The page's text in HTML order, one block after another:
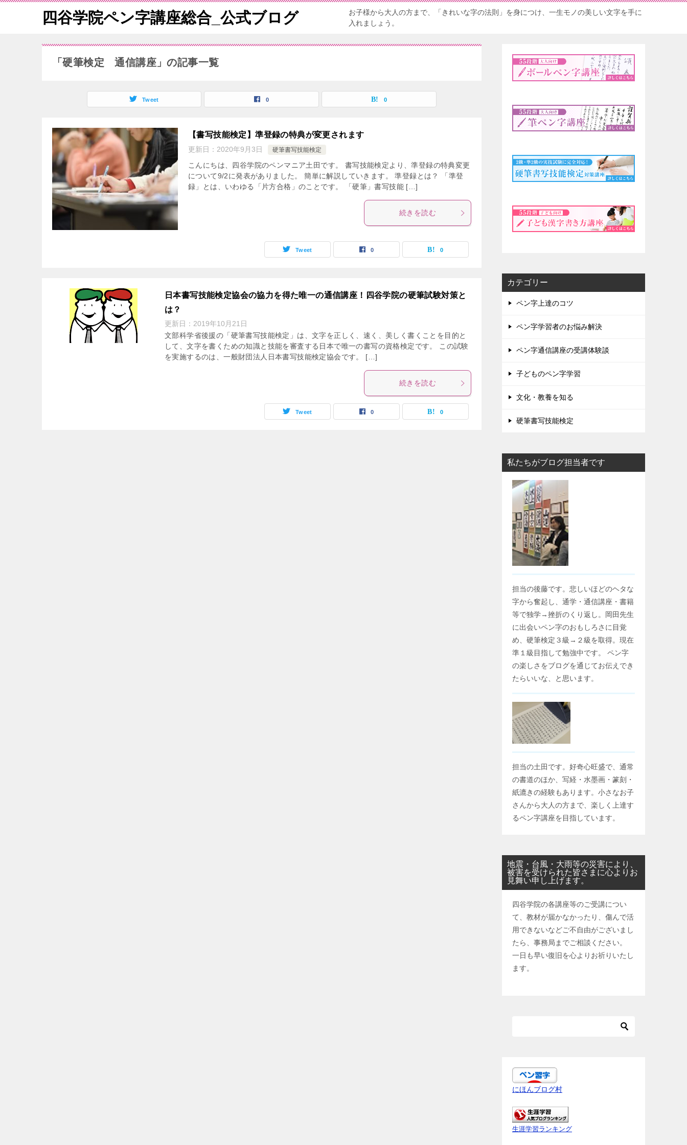
四谷学院ペン字講座総合_公式ブログ
お子様から大人の方まで、「きれいな字の法則」を身につけ、一生モノの美しい文字を手に
入れましょう。
「硬筆検定 通信講座」の記事一覧
Tweet 0 0
【書写技能検定】準登録の特典が変更されます
更新日： 2020年9月3日 硬筆書写技能検定
こんにちは、四谷学院のペンマニア土田です。 書写技能検定より、準登録の特典変更
について9/2に発表がありました。 簡単に解説していきます。 準登録とは？ 「準登
録」とは、いわゆる「片方合格」のことです。 「硬筆」書写技能 […]
続きを読む
Tweet 0 0
日本書写技能検定協会の協力を得た唯一の通信講座！四谷学院の硬筆試験対策と
は？
更新日： 2019年10月21日
文部科学省後援の「硬筆書写技能検定」は、文字を正しく、速く、美しく書くことを目的と
して、文字を書くための知識と技能を審査する日本で唯一の書写の資格検定です。 この試験
を実施するのは、一般財団法人日本書写技能検定協会です。 […]
続きを読む
Tweet 0 0
カテゴリー
ペン字上達のコツ
ペン字学習者のお悩み解決
ペン字通信講座の受講体験談
子どものペン字学習
文化・教養を知る
硬筆書写技能検定
私たちがブログ担当者です
担当の後藤です。悲しいほどのヘタな
字から奮起し、通学・通信講座・書籍
等で独学→挫折のくり返し。岡田先生
に出会いペン字のおもしろさに目覚
め、硬筆検定３級→２級を取得。現在
準１級目指して勉強中です。 ペン字
の楽しさをブログを通じてお伝えでき
たらいいな、と思います。
担当の土田です。好奇心旺盛で、通常
の書道のほか、写経・水墨画・篆刻・
紙漉きの経験もあります。小さなお子
さんから大人の方まで、楽しく上達す
るペン字講座を目指しています。
地震・台風・大雨等の災害により、
被害を受けられた皆さまに心よりお
見舞い申し上げます。
四谷学院の各講座等のご受講につい
て、教材が届かなかったり、傷んで活
用できないなどご不自由がございまし
たら、事務局までご相談ください。
一日も早い復旧を心よりお祈りいたし
ます。
にほんブログ村
生涯学習ランキング